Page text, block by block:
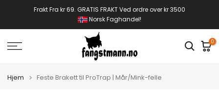
Frakt Fra kr 69. GRATIS FRAKT Ved ordre over kr 3500
Norsk Faghandel!
0
Hjem Feste Brakett til ProTrap | Mår/Mink-felle